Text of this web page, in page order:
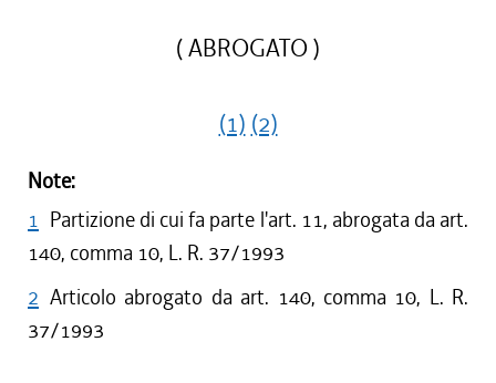
( ABROGATO )
(1) (2)
Note:
1 Partizione di cui fa parte l'art. 11, abrogata da art.
140, comma 10, L. R. 37/1993
2 Articolo abrogato da art. 140, comma 10, L. R.
37/1993